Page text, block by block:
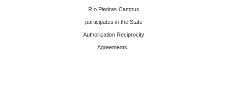
Río Piedras Campus
participates in the State
Authorization Reciprocity
Agreements.